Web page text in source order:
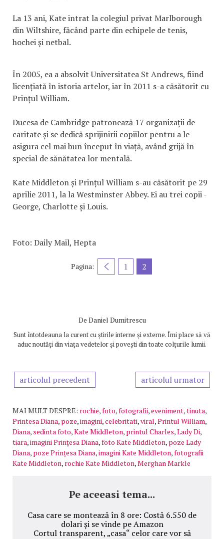
La 13 ani, Kate intrat la colegiul privat Marlborough
din Wiltshire, făcând parte din echipele de tenis,
hochei și netbal.
În 2005, ea a absolvit Universitatea St Andrews, fiind
licențiată în istoria artelor, iar în 2011 s-a căsătorit cu
Prințul William.
Ducesa de Cambridge patronează 17 organizații de
caritate și se dedică sprijinirii copiilor pentru a le
asigura cel mai bun început în viață, având grijă în
special de sănătatea lor mentală.
Kate Middleton și Prințul William s-au căsătorit pe 29
aprilie 2011, la la Westminster Abbey. Ei au trei copii -
George, Charlotte și Louis.
Foto: Daily Mail, Hepta
Pagina: 1 2
De Daniel Dumitrescu
Sunt întotdeauna la curent cu știrile interne și externe. Îmi place să vă
aduc noutăți din viața vedetelor și povești din toate colțurile lumii.
articolul precedent articolul urmator
MAI MULT DESPRE: rochie,foto,fotografii,eveniment,tinuta,
Printesa Diana, poze,imagini,celebritati,viral,Printul William,
Diana, sedinta foto,Kate Middleton, printul Charles,Lady Di,
tiara,imagini Prinţesa Diana,foto Kate Middleton, poze Lady
Diana, poze Prințesa Diana,imagini Kate Middleton,fotografii
Kate Middleton, rochie Kate Middleton,Merghan Markle
Pe aceeasi tema...
Casa care se montează în 8 ore: Costă 6.550 de
dolari și se vinde pe Amazon
Cortul transparent, „casa“ celor care vor să